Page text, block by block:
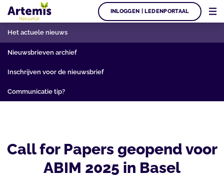
INLOGGEN | LEDENPORTAAL
Het actuele nieuws
Nieuwsbrieven archief
Inschrijven voor de nieuwsbrief
Communicatie tip?
Call for Papers geopend voor
ABIM 2025 in Basel